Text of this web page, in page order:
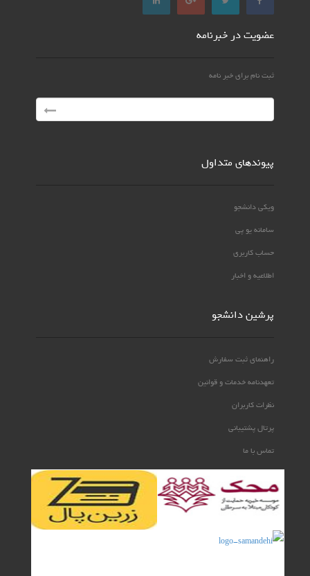
عضویت در خبرنامه
ثبت نام برای خبر نامه
پیوندهای متداول
ویکی دانشجو
سامانه یو پی
حساب کاربری
اطلاعیه و اخبار
پرشین دانشجو
راهنمای ثبت سفارش
تعهدنامه خدمات و قوانین
نظرات کاربران
پرتال پشتیبانی
تماس با ما